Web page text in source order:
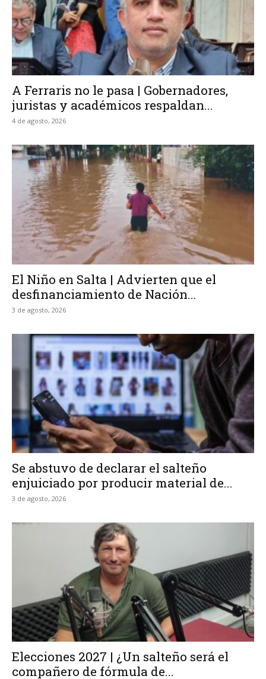
A Ferraris no le pasa | Gobernadores,
juristas y académicos respaldan...
4 de agosto, 2026
El Niño en Salta | Advierten que el
desfinanciamiento de Nación...
3 de agosto, 2026
Se abstuvo de declarar el salteño
enjuiciado por producir material de...
3 de agosto, 2026
Elecciones 2027 | ¿Un salteño será el
compañero de fórmula de...